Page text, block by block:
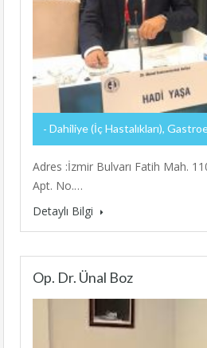
Dahiliye (İç Hastalıkları),
Adres :İzmir Bulvarı Fatih Mah.
Apt. No.…
Detaylı Bilgi
Op. Dr. Ünal Boz